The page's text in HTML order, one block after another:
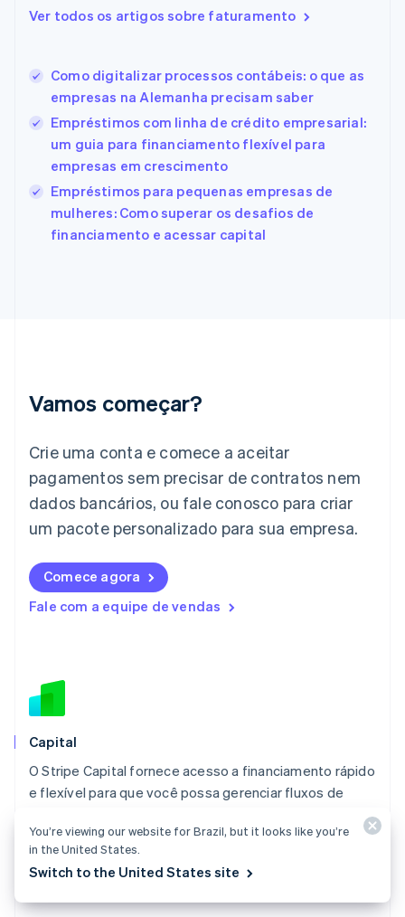
Ver todos os artigos sobre faturamento
Como digitalizar processos contábeis: o que as
empresas na Alemanha precisam saber
Empréstimos com linha de crédito empresarial:
um guia para financiamento flexível para
empresas em crescimento
Empréstimos para pequenas empresas de
mulheres: Como superar os desafios de
financiamento e acessar capital
Vamos começar?
Crie uma conta e comece a aceitar
pagamentos sem precisar de contratos nem
dados bancários, ou fale conosco para criar
um pacote personalizado para sua empresa.
Comece agora
Fale com a equipe de vendas
Capital
O Stripe Capital fornece acesso a financiamento rápido
e flexível para que você possa gerenciar fluxos de
Conheça o Capital
English
Eslovênia
EspañolEnglish
Estados Unidos
English Español
Estônia
English
Finlândia
EnglishSvenska
França
Gibraltar
English
Italiano English
日本語English
Letônia
Liechtenstein
Lituânia
English
Luxemburgo
Malta
México
Español
English
Nova Zelândia
Países Baixos
NederlandsEnglish
Polônia
Portugal
You’re viewing our website for Brazil, but it looks like you’re
in the United States.
Switch to the United States site